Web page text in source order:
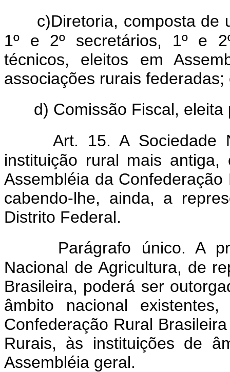
c)Diretoria, composta de
1º e 2º secretários, 1º e
técnicos, eleitos em
associações rurais federadas;
d) Comissão Fiscal,
Art. 15. A Sociedade
instituição rural mais
Assembléia da
cabendo-lhe, ainda, a
Distrito Federal.
Parágrafo único. A
Nacional de Agricultura, de
Brasileira, poderá ser
âmbito nacional
Confederação Rural
Rurais, às instituições de
Assembléia geral.